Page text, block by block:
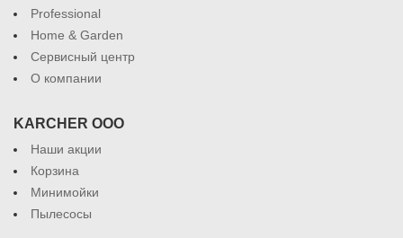
Professional
Home & Garden
Сервисный центр
О компании
KARCHER ООО
Наши акции
Корзина
Минимойки
Пылесосы